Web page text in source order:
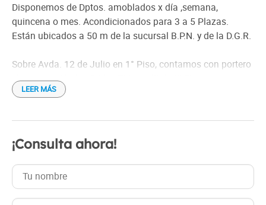
Wi-Fi gratis
Distancia al aeropuerto: Zapala - Neuquen km 187
Check out: 10:00 h
Disponemos de Dptos. amoblados x día ,semana,
quincena o mes. Acondicionados para 3 a 5 Plazas.
Están ubicados a 50 m de la sucursal B.P.N. y de la D.G.R.
Sobre Avda. 12 de Julio en 1° Piso, contamos con portero
elec, recepción las 24 hs, T.V. satelital, Wi-Fi.,
estacionamiento en patio interno, ropa de cama y blco.,
microonda, proveemos en dpto. de saquitos de café , te,
yerba mate, azúcar , edulcorante.
LEER MÁS
¡Consulta ahora!